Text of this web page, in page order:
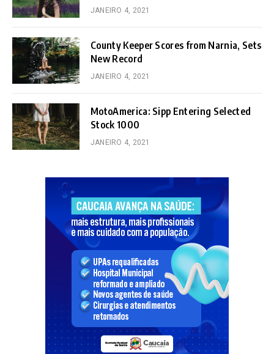
JANEIRO 4, 2021
County Keeper Scores from Narnia, Sets
New Record
JANEIRO 4, 2021
MotoAmerica: Sipp Entering Selected
Stock 1000
JANEIRO 4, 2021